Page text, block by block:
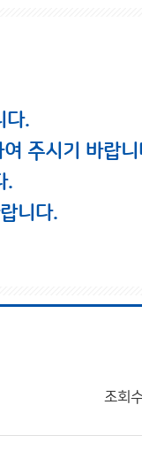
다.
주시기 바랍니
.
니다.
조회